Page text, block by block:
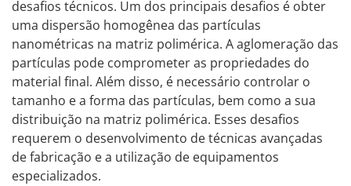
desafios técnicos. Um dos principais desafios é obter
uma dispersão homogênea das partículas
nanométricas na matriz polimérica. A aglomeração das
partículas pode comprometer as propriedades do
material final. Além disso, é necessário controlar o
tamanho e a forma das partículas, bem como a sua
distribuição na matriz polimérica. Esses desafios
requerem o desenvolvimento de técnicas avançadas
de fabricação e a utilização de equipamentos
especializados.